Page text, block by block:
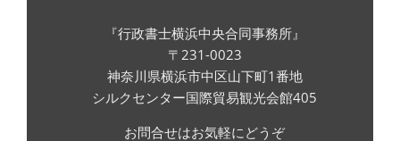
『行政書士横浜中央合同事務所』
〒231-0023
神奈川県横浜市中区山下町1番地
シルクセンター国際貿易観光会館405
お問合せはお気軽にどうぞ